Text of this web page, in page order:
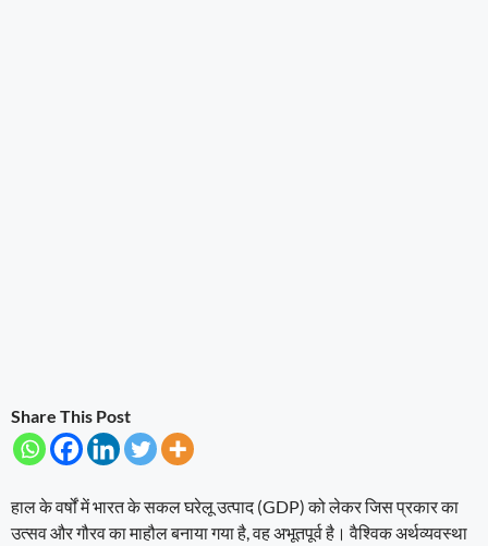
Share This Post
हाल के वर्षों में भारत के सकल घरेलू उत्पाद (GDP) को लेकर जिस प्रकार का
उत्सव और गौरव का माहौल बनाया गया है, वह अभूतपूर्व है। वैश्विक अर्थव्यवस्था